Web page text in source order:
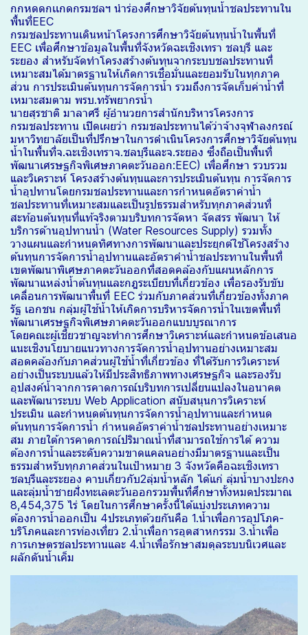
กกหดดกเเกดกรมชลฯ นำร่องศึกษาวิจัยต้นทุนน้ำชลประทานใน
พื้นที่EEC
กรมชลประทานเดินหน้าโครงการศึกษาวิจัยต้นทุนน้ำในพื้นที่
EEC เพื่อศึกษาข้อมูลในพื้นที่จังหวัดฉะเชิงเทรา ชลบุรี และ
ระยอง สำหรับจัดทำโครงสร้างต้นทุนจากระบบชลประทานที่
เหมาะสมได้มาตรฐานให้เกิดการเชื่อมั่นและยอมรับในทุกภาค
ส่วน การประเมินต้นทุนการจัดการน้ำ รวมถึงการจัดเก็บค่าน้ำที่
เหมาะสมตาม พรบ.ทรัพยากรน้ำ
นายสุรชาติ มาลาศรี ผู้อำนวยการสำนักบริหารโครงการ
กรมชลประทาน เปิดเผยว่า กรมชลประทานได้ว่าจ้างจุฬาลงกรณ์
มหาวิทยาลัยเป็นที่ปรึกษาในการดำเนินโครงการศึกษาวิจัยต้นทุน
น้ำในพื้นที่จ.ฉะเชิงเทราจ.ชลบุรีและจ.ระยอง ซึ่งถือเป็นพื้นที่
พัฒนาเศรษฐกิจพิเศษภาคตะวันออก:EEC) เพื่อศึกษา รวบรวม
และวิเคราะห์ โครงสร้างต้นทุนและการประเมินต้นทุน การจัดการ
น้ำอุปทานโดยกรมชลประทานและการกำหนดอัตราค่าน้ำ
ชลประทานที่เหมาะสมและเป็นรูปธรรมสำหรับทุกภาคส่วนที่
สะท้อนต้นทุนที่แท้จริงตามบริบทการจัดหา จัดสรร พัฒนา ให้
บริการด้านอุปทานน้ำ (Water Resources Supply) รวมทั้ง
วางแผนและกำหนดทิศทางการพัฒนาและประยุกต์ใช้โครงสร้าง
ต้นทุนการจัดการน้ำอุปทานและอัตราคำน้ำชลประทานในพื้นที่
เขตพัฒนาพิเศษภาคตะวันออกที่สอดคล้องกับแผนหลักการ
พัฒนาแหล่งน้ำต้นทุนและกฎระเบียบที่เกี่ยวข้อง เพื่อรองรับขับ
เคลื่อนการพัฒนาพื้นที่ EEC ร่วมกับภาคส่วนที่เกี่ยวข้องทั้งภาค
รัฐ เอกชน กลุ่มผู้ใช้น้ำให้เกิดการบริหารจัดการน้ำในเขตพื้นที่
พัฒนาเศรษฐกิจพิเศษภาคตะวันออกแบบบูรณาการ
โดยคณะผู้เชี่ยวชาญจะทำการศึกษาวิเคราะห์และกำหนดข้อเสนอ
แนะเชิงนโยบายแนวทางการจัดการน้ำอุปทานอย่างเหมาะสม
สอดคล้องกับภาคส่วนผู้ใช้น้ำที่เกี่ยวข้อง ที่ได้รับการวิเคราะห์
อย่างเป็นระบบแล้วให้มีประสิทธิภาพทางเศรษฐกิจ และรองรับ
อุปสงค์น้ำจากการคาดการณ์บริบทการเปลี่ยนแปลงในอนาคต
และพัฒนาระบบ Web Application สนับสนุนการวิเคราะห์
ประเมิน และกำหนดต้นทุนการจัดการน้ำอุปทานและกำหนด
ต้นทุนการจัดการน้ำ กำหนดอัตราค่าน้ำชลประทานอย่างเหมาะ
สม ภายใต้การคาดการณ์ปริมาณน้ำที่สามารถใช้การได้ ความ
ต้องการน้ำและระดับความขาดแคลนอย่างมีมาตรฐานและเป็น
ธรรมสำหรับทุกภาคส่วนในเป้าหมาย 3 จังหวัดคือฉะเชิงเทรา
ชลบุรีและระยอง คาบเกี่ยวกับ2ลุ่มน้ำหลัก ได้แก่ ลุ่มน้ำบางปะกง
และลุ่มน้ำชายฝั่งทะเลตะวันออกรวมพื้นที่ศึกษาทั้งหมดประมาณ
8,454,375 ไร่ โดยในการศึกษาครั้งนี้ได้แบ่งประเภทความ
ต้องการน้ำออกเป็น 4ประเภทด้วยกันคือ 1.น้ำเพื่อการอุปโภค-
บริโภคและการท่องเที่ยว 2.น้ำเพื่อการอุตสาหกรรม 3.น้ำเพื่อ
การเกษตรชลประทานและ 4.น้ำเพื่อรักษาสมดุลระบบนิเวศและ
ผลักดันน้ำเค็ม